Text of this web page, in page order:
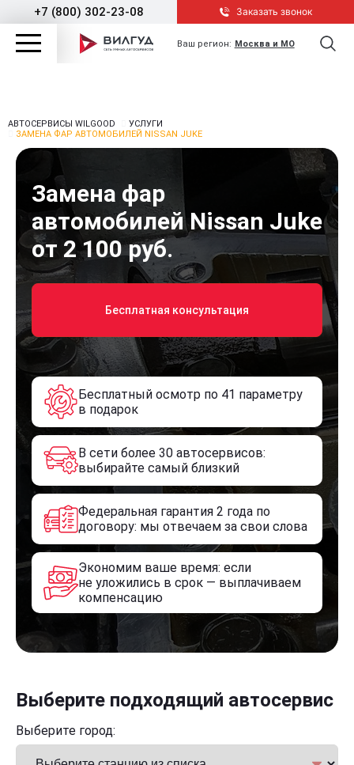
+7 (800) 302-23-08 Заказать звонок
Ваш регион: Москва и МО
АВТОСЕРВИСЫ WILGOOD
УСЛУГИ
ЗАМЕНА ФАР АВТОМОБИЛЕЙ NISSAN JUKE
Замена фар
автомобилей Nissan Juke
от 2 100 руб.
Бесплатная консультация
Бесплатный осмотр по 41 параметру
в подарок
В сети более 30 автосервисов:
выбирайте самый близкий
Федеральная гарантия 2 года по
договору: мы отвечаем за свои слова
Экономим ваше время: если
не уложились в срок — выплачиваем
компенсацию
Выберите подходящий автосервис
Выберите город: